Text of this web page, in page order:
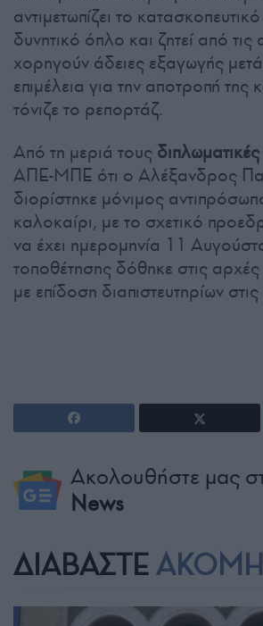
αντιμετωπίζει το
δυνητικό όπλο και ζητεί από τις
χορηγούν άδειες εξαγωγής
επιμέλεια για την αποτροπή της
τόνιζε το ρεπορτάζ.
Από τη μεριά τους
ΑΠΕ-ΜΠΕ ότι ο Αλέξανδρος
διορίστηκε μόνιμος
καλοκαίρι, με το σχετικό
να έχει ημερομηνία 11
τοποθέτησης δόθηκε στις
με επίδοση διαπιστευτηρίων
Ακολουθήστε μας
News
ΔΙΑΒΑΣΤΕ ΑΚΟΜΗ